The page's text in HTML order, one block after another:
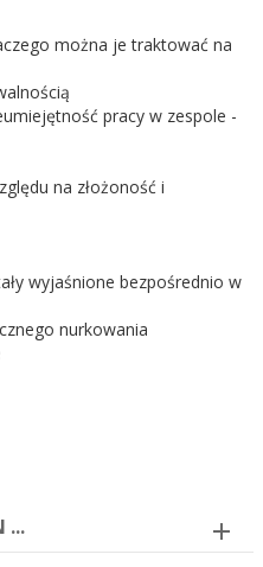
można je traktować na
pracy w zespole -
na złożoność i
wyjaśnione bezpośrednio w
nurkowania
...